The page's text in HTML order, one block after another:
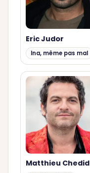
Eric Judor
Ina, même pas mal
Matthieu Chedid